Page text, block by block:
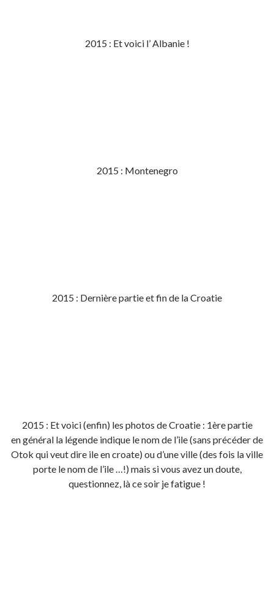
2015 : Et voici l’ Albanie !
2015 : Montenegro
2015 : Dernière partie et fin de la Croatie
2015 : Et voici (enfin) les photos de Croatie : 1ère partie
en général la légende indique le nom de l’ile (sans précéder de
Otok qui veut dire ile en croate) ou d’une ville (des fois la ville
porte le nom de l’ile …!) mais si vous avez un doute,
questionnez, là ce soir je fatigue !